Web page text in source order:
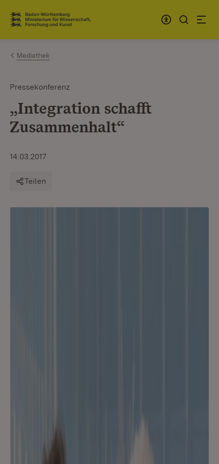
Zum Inhalt springen
Link zur Startseite
Mediathek
Pressekonferenz
„Integration schafft
Zusammenhalt“
14.03.2017
Teilen